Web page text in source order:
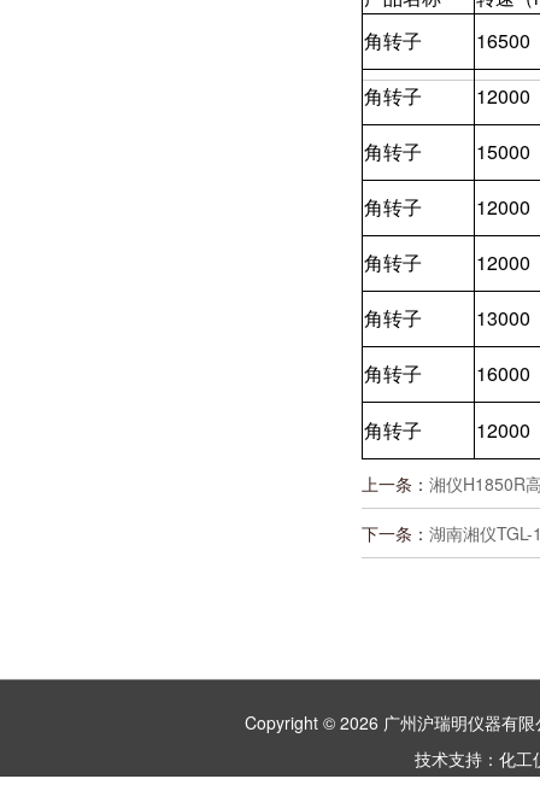
角转子
16500
角转子
12000
角转子
15000
角转子
12000
角转子
12000
角转子
13000
角转子
16000
角转子 12000
上一条： 湘仪H1850R
下一条： 湖南湘仪
Copyright © 2026 广州沪瑞明仪器有
技术支持： 化工